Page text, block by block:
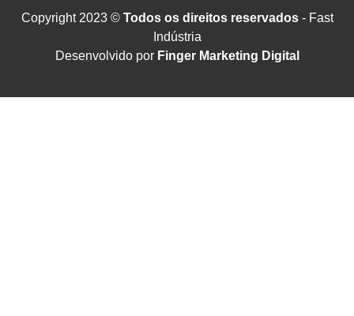
Copyright 2023 ©Todos os direitos reservados- Fast
Indústria
Desenvolvido por Finger Marketing Digital